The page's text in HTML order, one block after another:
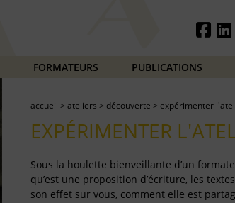
FORMATEURS PUBLICATIONS
accueil > ateliers > découverte > expérimenter
EXPÉRIMENTER
Sous la houlette bienveillante d’un
qu’est une proposition d’écriture, les
son effet sur vous, comment elle est